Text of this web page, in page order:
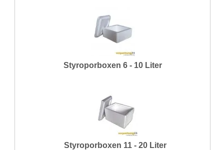
Styroporboxen 6 - 10 Liter
Styroporboxen 11 - 20 Liter